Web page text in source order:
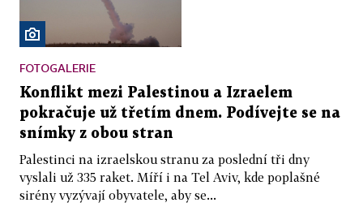
FOTOGALERIE
Konflikt mezi Palestinou a Izraelem
pokračuje už třetím dnem. Podívejte se na
snímky z obou stran
Palestinci na izraelskou stranu za poslední tři dny
vyslali už 335 raket. Míří i na Tel Aviv, kde poplašné
sirény vyzývají obyvatele, aby se...